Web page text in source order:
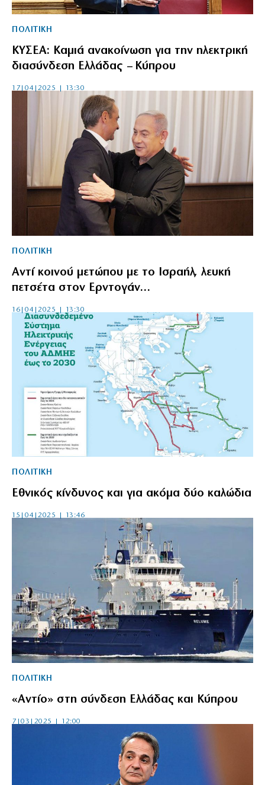
ΠΟΛΙΤΙΚΗ
ΚΥΣΕΑ: Καμιά ανακοίνωση για την ηλεκτρική
διασύνδεση Ελλάδας – Κύπρου
17|04|2025 | 13:30
ΠΟΛΙΤΙΚΗ
Αντί κοινού μετώπου με το Ισραήλ, λευκή
πετσέτα στον Ερντογάν…
16|04|2025 | 13:30
ΠΟΛΙΤΙΚΗ
Εθνικός κίνδυνος και για ακόμα δύο καλώδια
15|04|2025 | 13:46
ΠΟΛΙΤΙΚΗ
«Αντίο» στη σύνδεση Ελλάδας και Κύπρου
7|03|2025 | 12:00